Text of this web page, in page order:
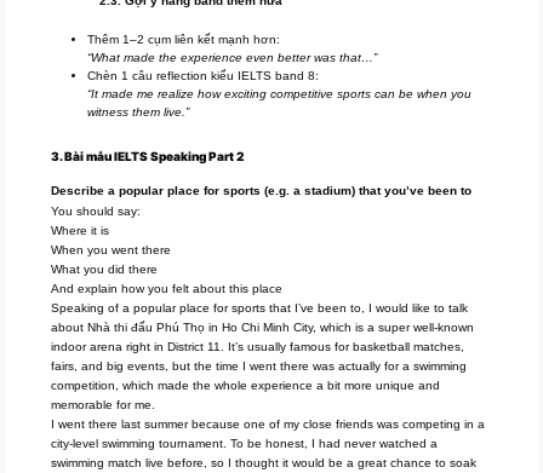
Thêm 1–2 cụm liên kết mạnh hơn:
“What made the experience even better was that…”
Chèn 1 câu reflection kiểu IELTS band 8:
“It made me realize how exciting competitive sports can be when you
witness them live.”
3. Bài mẫu IELTS Speaking Part 2
Describe a popular place for sports (e.g. a stadium) that you’ve been to
You should say:
Where it is
When you went there
What you did there
And explain how you felt about this place
Speaking of a popular place for sports that I’ve been to, I would like to talk
about Nhà thi đấu Phú Thọ in Ho Chi Minh City, which is a super well-known
indoor arena right in District 11. It’s usually famous for basketball matches,
fairs, and big events, but the time I went there was actually for a swimming
competition, which made the whole experience a bit more unique and
memorable for me.
I went there last summer because one of my close friends was competing in a
city-level swimming tournament. To be honest, I had never watched a
swimming match live before, so I thought it would be a great chance to soak